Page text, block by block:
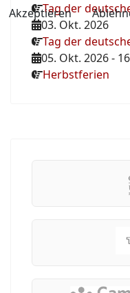
Tag der
03. Okt. 2026
Tag der
05. Okt. 2026-
Herbstferien
Akzeptieren